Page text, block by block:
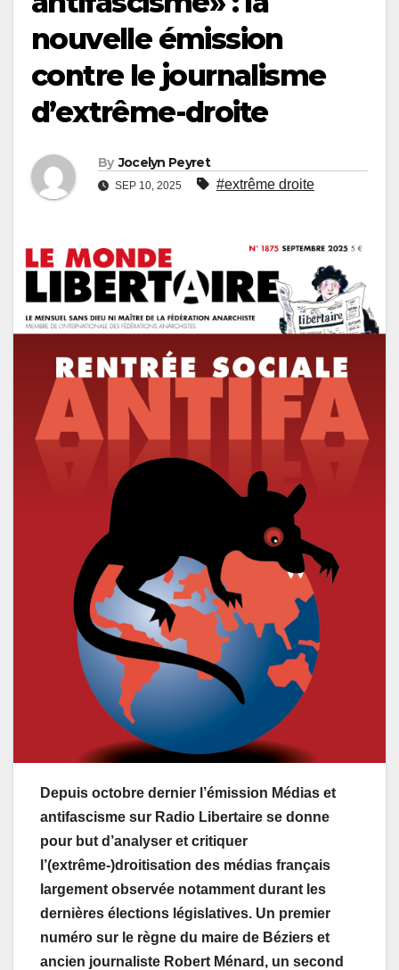
nouvelle émission
contre le journalisme
d’extrême-droite
By Jocelyn Peyret
SEP 10, 2025 #extrême droite
Depuis octobre dernier l’émission Médias et
antifascisme sur Radio Libertaire se donne
pour but d’analyser et critiquer
l’(extrême-)droitisation des médias français
largement observée notamment durant les
dernières élections législatives. Un premier
numéro sur le règne du maire de Béziers et
ancien journaliste Robert Ménard, un second